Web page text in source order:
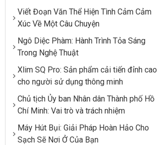
Viết Đoạn Văn Thể Hiện Tình Cảm Cảm
Xúc Về Một Câu Chuyện
Ngô Diệc Phàm: Hành Trình Tỏa Sáng
Trong Nghệ Thuật
Xlim SQ Pro: Sản phẩm cải tiến đỉnh cao
cho người sử dụng thông minh
Chủ tịch Ủy ban Nhân dân Thành phố Hồ
Chí Minh: Vai trò và trách nhiệm
Máy Hút Bụi: Giải Pháp Hoàn Hảo Cho
Sạch Sẽ Nơi Ở Của Bạn